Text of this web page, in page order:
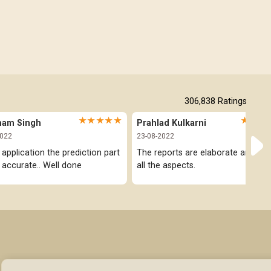
306,838 Ratings
Singh ★★★★★
application the prediction part
Well done
Prahlad Kulkarni
23-08-2022
The reports are elaborate and
all the aspects.